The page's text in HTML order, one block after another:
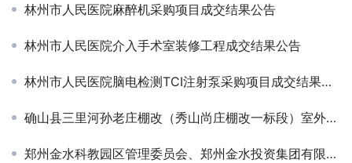
林州市人民医院麻醉机采购项目成交结果公告
林州市人民医院介入手术室装修工程成交结果公告
林州市人民医院脑电检测TCI注射泵采购项目成交结果公告￼
确山县三里河孙老庄棚改（秀山尚庄棚改一标段）室外配套工程项目中标候选人公示
郑州金水科教园区管理委员会、郑州金水投资集团有限公司机关食堂食材采购项目-中标公告